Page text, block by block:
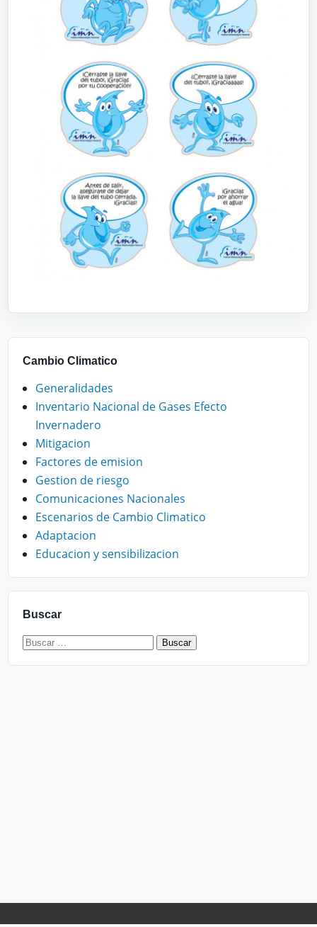
Cambio Climatico
Generalidades
Inventario Nacional de Gases Efecto
Invernadero
Mitigacion
Factores de emision
Gestion de riesgo
Comunicaciones Nacionales
Escenarios de Cambio Climatico
Adaptacion
Educacion y sensibilizacion
Buscar
Buscar: